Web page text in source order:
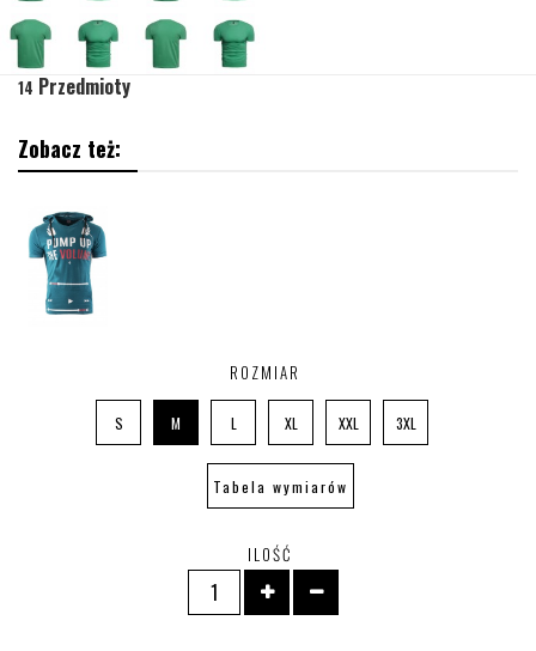
14 Przedmioty
Zobacz też:
ROZMIAR
S M L XL XXL 3XL
Tabela wymiarów
ILOŚĆ